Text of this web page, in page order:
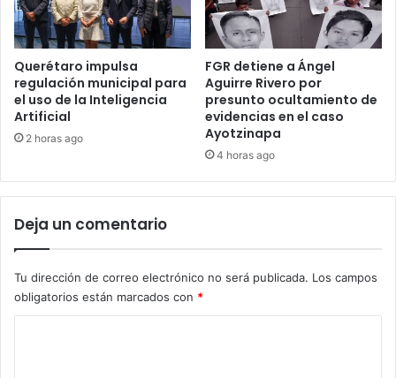
Querétaro impulsa
regulación municipal para
el uso de la Inteligencia
Artificial
2 horas ago
FGR detiene a Ángel
Aguirre Rivero por
presunto ocultamiento de
evidencias en el caso
Ayotzinapa
4 horas ago
Deja un comentario
Tu dirección de correo electrónico no será publicada. Los campos
obligatorios están marcados con *